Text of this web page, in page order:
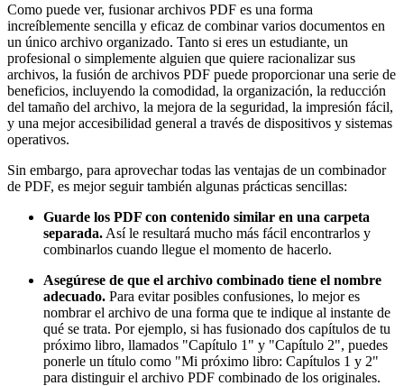
Como puede ver, fusionar archivos PDF es una forma
increíblemente sencilla y eficaz de combinar varios documentos en
un único archivo organizado. Tanto si eres un estudiante, un
profesional o simplemente alguien que quiere racionalizar sus
archivos, la fusión de archivos PDF puede proporcionar una serie de
beneficios, incluyendo la comodidad, la organización, la reducción
del tamaño del archivo, la mejora de la seguridad, la impresión fácil,
y una mejor accesibilidad general a través de dispositivos y sistemas
operativos.
Sin embargo, para aprovechar todas las ventajas de un combinador
de PDF, es mejor seguir también algunas prácticas sencillas:
Guarde los PDF con contenido similar en una carpeta
separada. Así le resultará mucho más fácil encontrarlos y
combinarlos cuando llegue el momento de hacerlo.
Asegúrese de que el archivo combinado tiene el nombre
adecuado. Para evitar posibles confusiones, lo mejor es
nombrar el archivo de una forma que te indique al instante de
qué se trata. Por ejemplo, si has fusionado dos capítulos de tu
próximo libro, llamados "Capítulo 1" y "Capítulo 2", puedes
ponerle un título como "Mi próximo libro: Capítulos 1 y 2"
para distinguir el archivo PDF combinado de los originales.